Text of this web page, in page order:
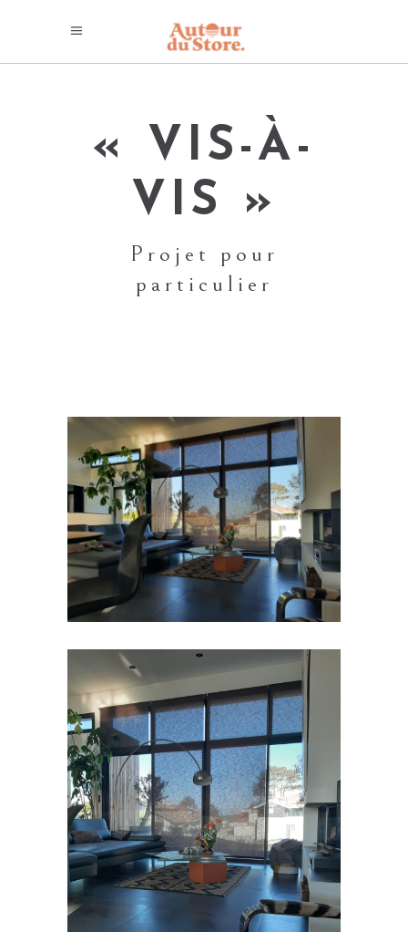
« VIS-À-
VIS »
Projet pour
particulier